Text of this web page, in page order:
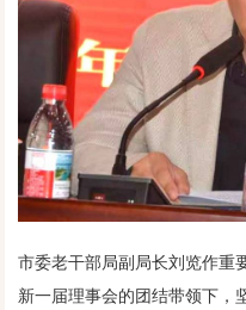
市委老干部局副局长刘览作重
新一届理事会的团结带领下，